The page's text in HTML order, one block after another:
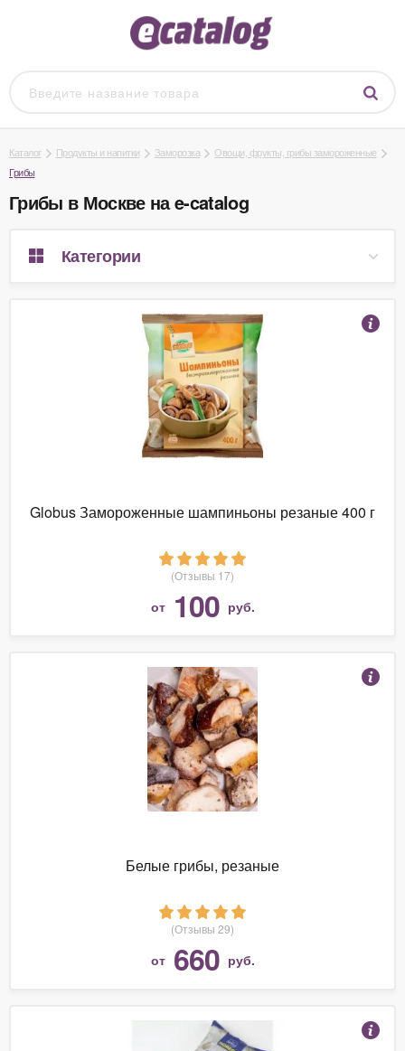
Каталог Продукты и напитки Заморозка
Овощи, фрукты, грибы замороженные
Грибы
Грибы в Москве на e-catalog
Категории
Globus Замороженные шампиньоны резаные 400 г
(Отзывы 17)
от 100 руб.
Белые грибы, резаные
(Отзывы 29)
от 660 руб.